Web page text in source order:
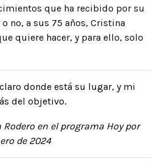
que ha recibido por su
no, a sus 75 años, Cristina
quiere hacer, y para ello, solo
donde está su lugar, y mi
del objetivo.
en el programa Hoy por
de 2024